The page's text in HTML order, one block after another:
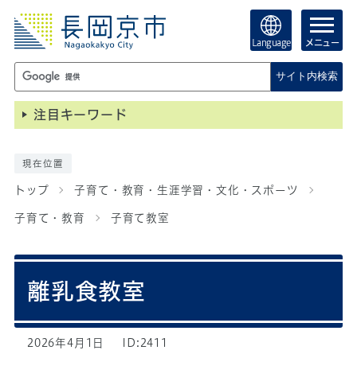
Language メニュー
サイト内検索
注目キーワード
現在位置
トップ 子育て・教育・生涯学習・文化・スポーツ
子育て・教育 子育て教室
離乳食教室
2026年4月1日 ID:2411